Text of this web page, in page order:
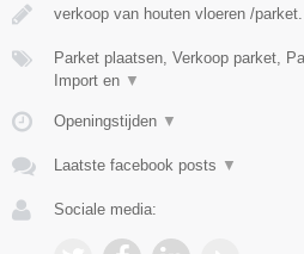
verkoop van houten vloeren /parket.
Parket plaatsen, Verkoop parket,
Import en ▼
Openingstijden ▼
Laatste facebook posts ▼
Sociale media: